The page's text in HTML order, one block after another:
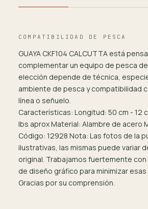
COMPATIBILIDAD DE PESCA
GUAYA CKF104 CALCUTTA está
complementar un equipo de pesca
elección depende de técnica,
ambiente de pesca y compatibilidad
línea o señuelo.
Características: Longitud: 50 cm - 12
lbs aprox Material: Alambre de acero
Código: 12928 Nota: Las fotos de la
ilustrativas, las mismas puede variar
original. Trabajamos fuertemente
de diseño gráfico para minimizar
Gracias por su comprensión.